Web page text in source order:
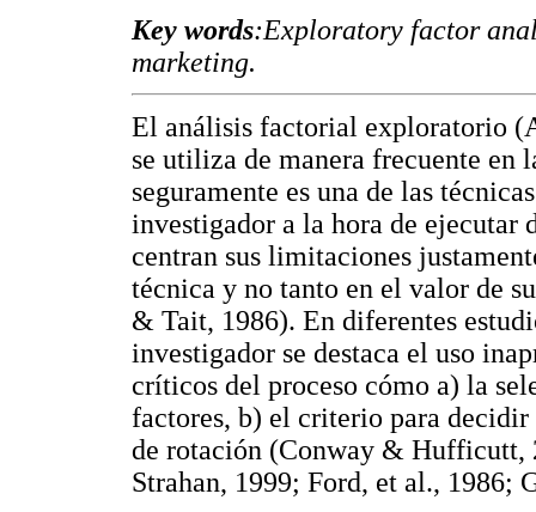
Key words:Exploratory factor
marketing.
El análisis factorial exploratorio
se utiliza de manera frecuente en
seguramente es una de las
investigador a la hora de
centran sus limitaciones
técnica y no tanto en el valor de
& Tait, 1986). En diferentes
investigador se destaca el uso
críticos del proceso cómo a) la
factores, b) el criterio para
de rotación (Conway & Hufficutt,
Strahan, 1999; Ford, et al., 1986;